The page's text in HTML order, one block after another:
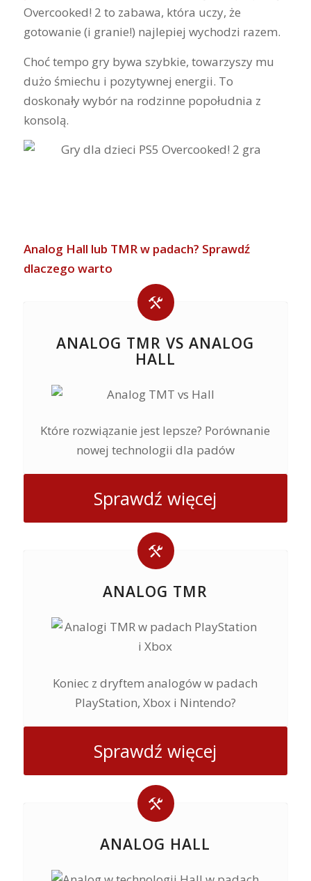
Overcooked! 2 to zabawa, która uczy, że
gotowanie (i granie!) najlepiej wychodzi razem.
Choć tempo gry bywa szybkie, towarzyszy mu
dużo śmiechu i pozytywnej energii. To
doskonały wybór na rodzinne popołudnia z
konsolą.
Analog Hall lub TMR w padach? Sprawdź
dlaczego warto
ANALOG TMR VS ANALOG
HALL
Które rozwiązanie jest lepsze? Porównanie
nowej technologii dla padów
Sprawdź więcej
ANALOG TMR
Koniec z dryftem analogów w padach
PlayStation, Xbox i Nintendo?
Sprawdź więcej
ANALOG HALL